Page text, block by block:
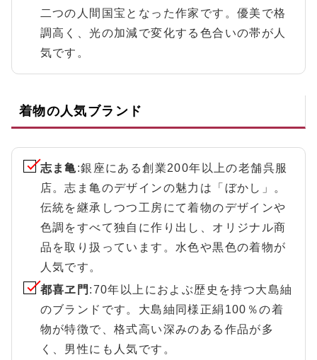
二つの人間国宝となった作家です。優美で格
調高く、光の加減で変化する色合いの帯が人
気です。
着物の人気ブランド
志ま亀:銀座にある創業200年以上の老舗呉服
店。志ま亀のデザインの魅力は「ぼかし」。
伝統を継承しつつ工房にて着物のデザインや
色調をすべて独自に作り出し、オリジナル商
品を取り扱っています。水色や黒色の着物が
人気です。
都喜ヱ門 :70年以上におよぶ歴史を持つ大島紬
のブランドです。大島紬同様正絹100％の着
物が特徴で、格式高い深みのある作品が多
く、男性にも人気です。